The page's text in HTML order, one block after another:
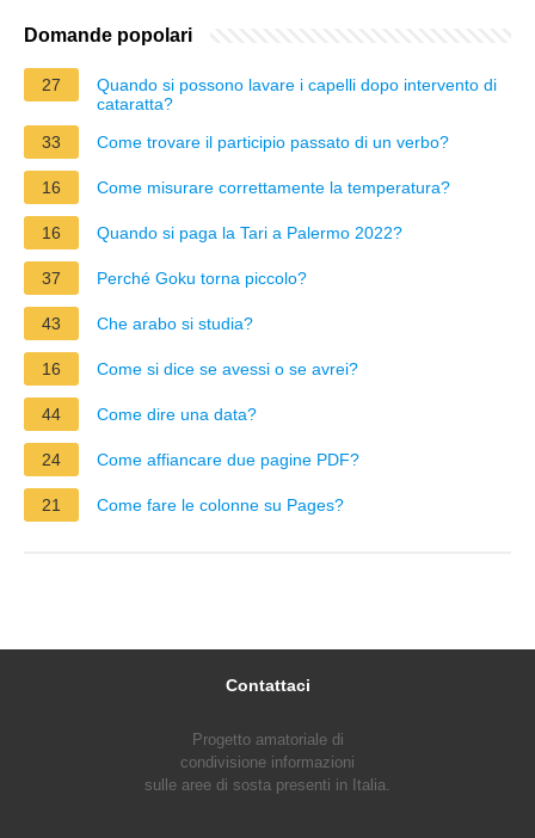
Domande popolari
27
Quando si possono lavare i capelli dopo intervento di
cataratta?
33
Come trovare il participio passato di un verbo?
16 Come misurare correttamente la temperatura?
16 Quando si paga la Tari a Palermo 2022?
37 Perché Goku torna piccolo?
43 Che arabo si studia?
16 Come si dice se avessi o se avrei?
44 Come dire una data?
24 Come affiancare due pagine PDF?
21 Come fare le colonne su Pages?
Contattaci
Progetto amatoriale di
condivisione informazioni
sulle aree di sosta presenti in Italia.